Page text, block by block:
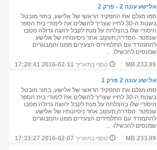
אלישע עונה 2 - פרק 2
סמו מגלם את התפקיד הראשי של אלישע, בחור מובטל
בשנות ה-30 לחייו שצריך להשלים את לימודי בית הספר
היסודי שלו בהצלחה על מנת לקבל ירושה גדולה מסבו
שנפטר. הסדרה,תעקוב אחר ניסיונותיו של אלישע
להתמודד עם התלמידים הצעירים ממנו והמבוגרים
שמנסים להכשילו. ...
233.99 MB נוסף בתאריך2016-02-11 17:20:41
אלישע עונה 2 פרק 1
סמו מגלם את התפקיד הראשי של אלישע, בחור מובטל
בשנות ה-30 לחייו שצריך להשלים את לימודי בית הספר
היסודי שלו בהצלחה על מנת לקבל ירושה גדולה מסבו
שנפטר. הסדרה,תעקוב אחר ניסיונותיו של אלישע
להתמודד עם התלמידים הצעירים ממנו והמבוגרים
שמנסים להכשילו. ...
233.99 MB נוסף בתאריך 2016-02-07 17:33:27